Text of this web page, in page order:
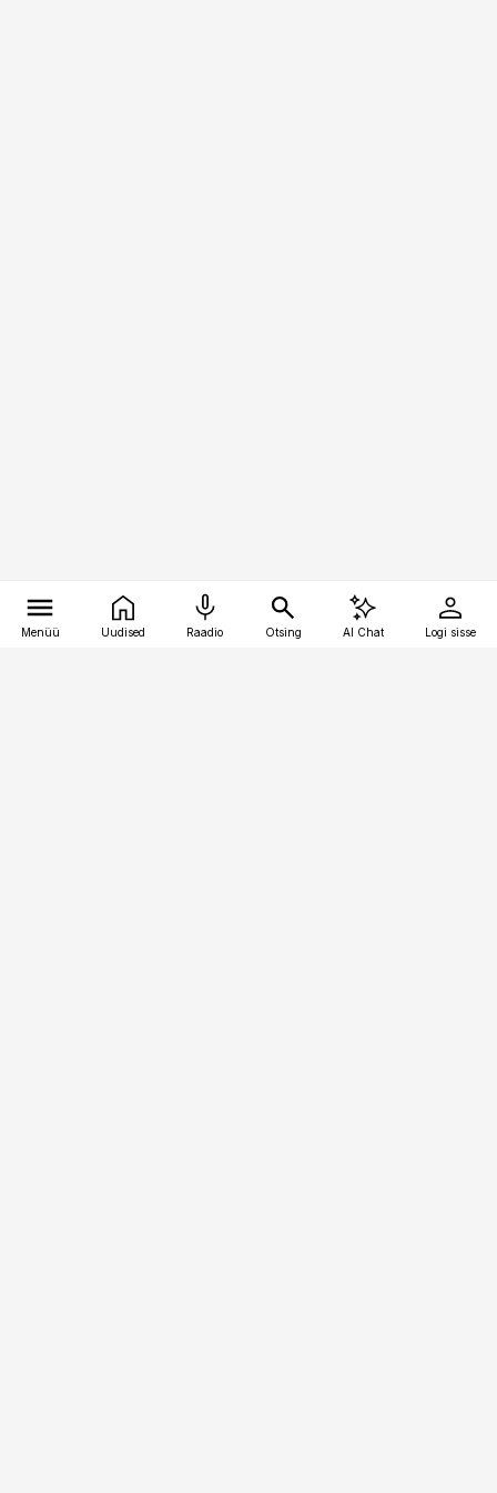
Menüü Uudised Raadio Otsing AI Chat Logi sisse